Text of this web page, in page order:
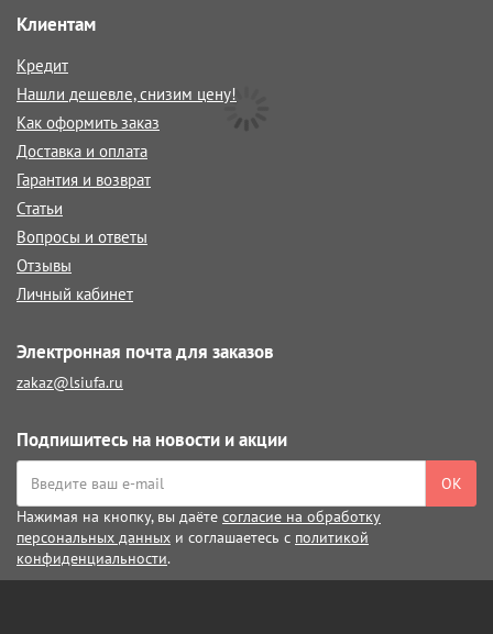
Клиентам
Кредит
Нашли дешевле, снизим цену!
Как оформить заказ
Доставка и оплата
Гарантия и возврат
Статьи
Вопросы и ответы
Отзывы
Личный кабинет
Электронная почта для заказов
zakaz@lsiufa.ru
Подпишитесь на новости и акции
ОК
Нажимая на кнопку, вы даёте согласие на обработку
персональных данных и соглашаетесь с политикой
конфиденциальности.